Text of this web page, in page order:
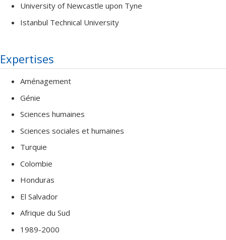
University of Newcastle upon Tyne
Istanbul Technical University
Expertises
Aménagement
Génie
Sciences humaines
Sciences sociales et humaines
Turquie
Colombie
Honduras
El Salvador
Afrique du Sud
1989-2000